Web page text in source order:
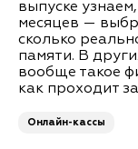
выпуске
месяцев —
сколько
памяти. В
вообще такое
как проходит
Онлайн-кассы